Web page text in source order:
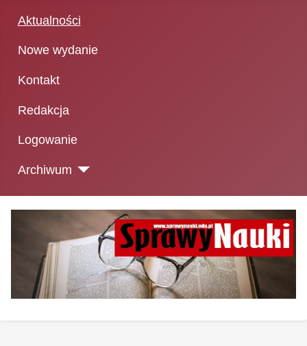
Aktualności
Nowe wydanie
Kontakt
Redakcja
Logowanie
Archiwum